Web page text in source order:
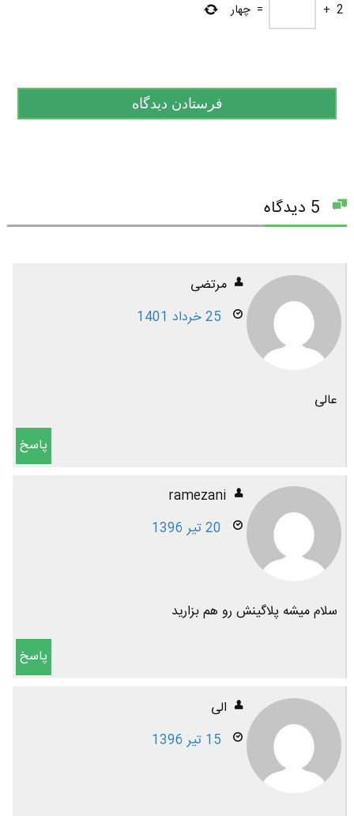
2
+
= چهار
مرتضی
25 خرداد 1401
عالی
پاسخ
ramezani
20 تیر 1396
سلام میشه پلاگینش رو هم بزارید
پاسخ
الی
15 تیر 1396